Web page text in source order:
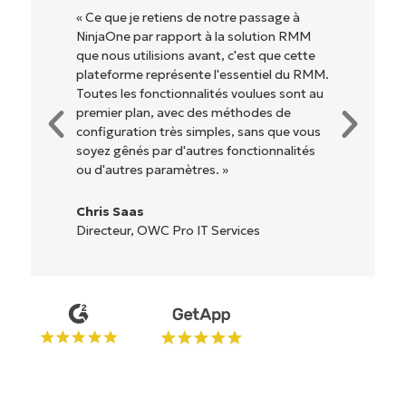
« NinjaOne est extrêmement simple
d'utilisation grâce à une interface fluide et
des fonctionnalités back-end puissantes.
Pas de configuration complexe ou
d'interface difficile à maîtriser. Toutes les
options et tous les outils sont clairement
étiquetés, faciles à comprendre et il est
très facile de s'y retrouver. »
Reiffenberger.NET Technology Solutions